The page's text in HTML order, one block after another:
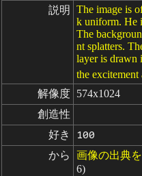
説明
The image is
k uniform. He
The
nt splatters.
layer is drawn
the excitement
解像度 574x1024
創造性
好き
100
から 画像の出典
6)